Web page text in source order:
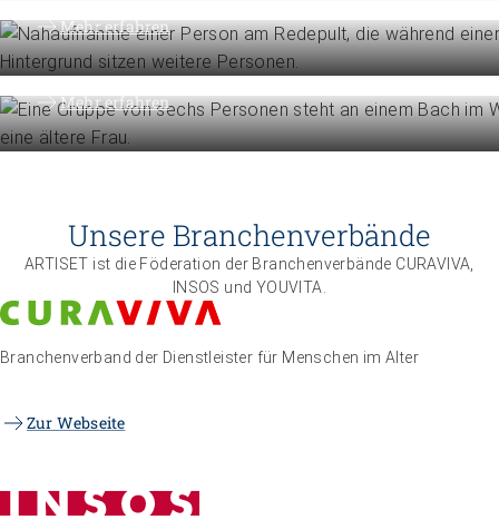
Mehr erfahren
Organisation
Die Föderation im Überblick
Mehr erfahren
Unsere Branchenverbände
ARTISET ist die Föderation der Branchenverbände CURAVIVA,
INSOS und YOUVITA.
Branchenverband der Dienstleister für Menschen im Alter
Zur Webseite